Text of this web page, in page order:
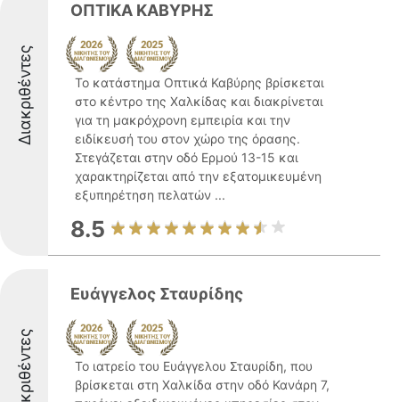
Διακριθέντες
ΟΠΤΙΚΑ ΚΑΒΥΡΗΣ
Το κατάστημα Οπτικά Καβύρης βρίσκεται
στο κέντρο της Χαλκίδας και διακρίνεται
για τη μακρόχρονη εμπειρία και την
ειδίκευσή του στον χώρο της όρασης.
Στεγάζεται στην οδό Ερμού 13-15 και
χαρακτηρίζεται από την εξατομικευμένη
εξυπηρέτηση πελατών ...
8.5
Διακριθέντες
Ευάγγελος Σταυρίδης
Το ιατρείο του Ευάγγελου Σταυρίδη, που
βρίσκεται στη Χαλκίδα στην οδό Κανάρη 7,